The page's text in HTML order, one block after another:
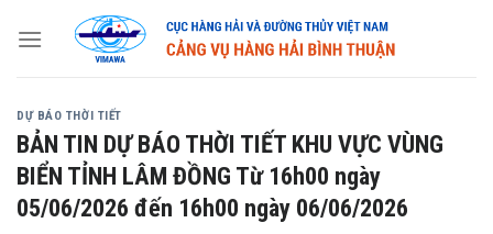
DỰ BÁO THỜI TIẾT
BẢN TIN DỰ BÁO THỜI TIẾT KHU VỰC VÙNG
BIỂN TỈNH LÂM ĐỒNG Từ 16h00 ngày
05/06/2026 đến 16h00 ngày 06/06/2026